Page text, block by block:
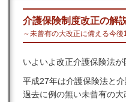
介護保険制度改正の解
～未曾有の大改正に備える今
いよいよ改正介護保険法が
平成27年は介護保険法と
過去に例の無い未曾有の